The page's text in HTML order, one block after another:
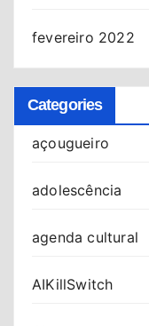
fevereiro 2022
Categories
açougueiro
adolescência
agenda cultural
AIKillSwitch